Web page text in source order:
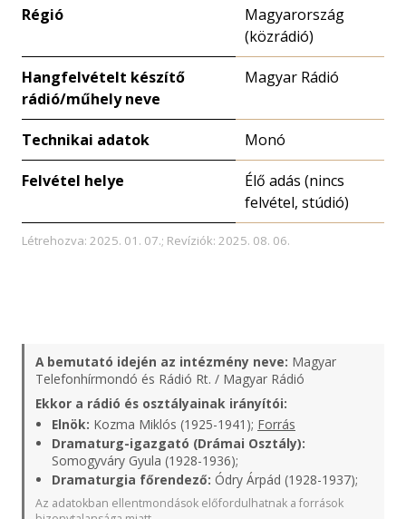
Régió
Magyarország
(közrádió)
Hangfelvételt készítő
rádió/műhely neve
Magyar Rádió
Technikai adatok Monó
Felvétel helye
Élő adás (nincs
felvétel, stúdió)
Létrehozva: 2025. 01. 07.; Revíziók: 2025. 08. 06.
A bemutató idején az intézmény neve: Magyar
Telefonhírmondó és Rádió Rt. / Magyar Rádió
Ekkor a rádió és osztályainak irányítói:
Elnök: Kozma Miklós (1925-1941); Forrás
Dramaturg-igazgató (Drámai Osztály):
Somogyváry Gyula (1928-1936);
Dramaturgia főrendező: Ódry Árpád (1928-1937);
Az adatokban ellentmondások előfordulhatnak a források